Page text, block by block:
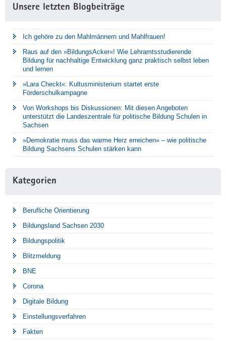
Unsere letzten Blogbeiträge
Ich gehöre zu den Mahlmännern und Mahlfrauen!
Raus auf den »BildungsAcker«! Wie Lehramtsstudierende
Bildung für nachhaltige Entwicklung ganz praktisch selbst leben
und lernen
»Lara Checkt«: Kultusministerium startet erste
Förderschulkampagne
Von Workshops bis Diskussionen: Mit diesen Angeboten
unterstützt die Landeszentrale für politische Bildung Schulen in
Sachsen
»Demokratie muss das warme Herz erreichen« – wie politische
Bildung Sachsens Schulen stärken kann
Kategorien
Berufliche Orientierung
Bildungsland Sachsen 2030
Bildungspolitik
Blitzmeldung
BNE
Corona
Digitale Bildung
Einstellungsverfahren
Fakten